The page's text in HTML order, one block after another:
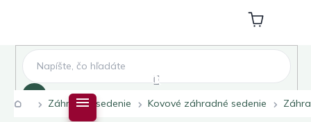
Nákupný
košík
DomovZáhradné sedenie Kovové záhradné sedenie